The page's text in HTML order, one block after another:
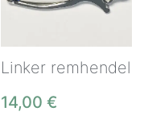
Linker remhendel
14,00 €